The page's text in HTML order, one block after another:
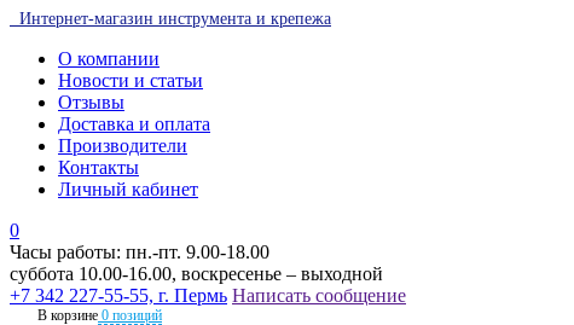
Интернет-магазин инструмента и крепежа
О компании
Новости и статьи
Отзывы
Доставка и оплата
Производители
Контакты
Личный кабинет
0
Часы работы: пн.-пт. 9.00-18.00
суббота 10.00-16.00, воскресенье – выходной
+7 342 227-55-55, г. Пермь Написать сообщение
В корзине 0 позиций